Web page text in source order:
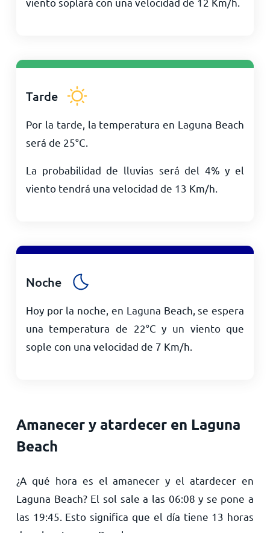
Tarde
Por la tarde, la temperatura en Laguna Beach
será de 25°C
La probabilidad de lluvias será del 4% y el
viento tendrá una velocidad de 13 Km/h
Noche
Hoy por la noche, en Laguna Beach, se espera
una temperatura de 22°C y un viento que
sople con una velocidad de 7 Km/h
Amanecer y atardecer en Laguna
Beach
¿A qué hora es el amanecer y el atardecer en
Laguna Beach? El sol sale a las 06:08 y se pone a
las 19:45 . Esto significa que el día tiene 13 horas